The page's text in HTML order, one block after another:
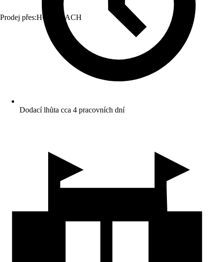
Prodej přes:HORNBACH
Dodací lhůta cca 4 pracovních dní